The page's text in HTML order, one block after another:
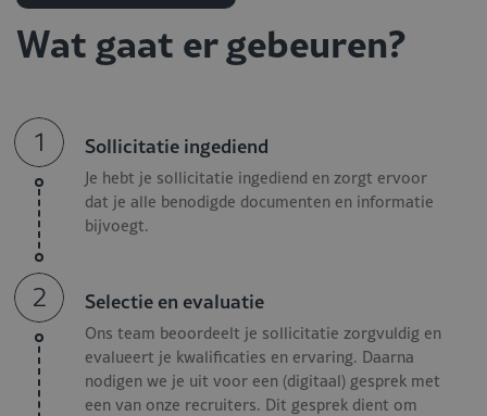
Als Assistent General Manager zorg jij samen met je team
dat alles vlekkeloos verloopt en dat gasten
ongedwongen kunnen genieten van een avondje uit.
Het motiveren van het team en zorgen voor de juiste
energie binnen de locatie;
Fungeren als aanspreekpunt voor zowel teamleden als
gasten, het schakelen tussen leidinggeven en
gastheerschap;
Het ondersteunen van de Bedrijfsleider in de dagelijkse
operatie en waarborgen van de gasttevredenheid;
Coachen, trainen en ontwikkelen van het team, en de
roosters opstellen;
Het beheren van de inkoop en bijdragen aan het behalen
van de financiële doelstellingen.
Wat gaat er gebeuren?
1 Sollicitatie ingediend
Je hebt je sollicitatie ingediend en zorgt ervoor
dat je alle benodigde documenten en informatie
bijvoegt.
2 Selectie en evaluatie
Ons team beoordeelt je sollicitatie zorgvuldig en
evalueert je kwalificaties en ervaring. Daarna
nodigen we je uit voor een (digitaal) gesprek met
een van onze recruiters. Dit gesprek dient om